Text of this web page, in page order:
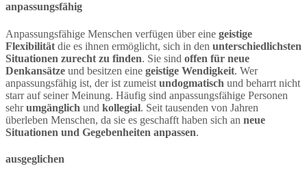
anpassungsfähig
Anpassungsfähige Menschen verfügen über eine geistige
Flexibilität die es ihnen ermöglicht, sich in den unterschiedlichsten
Situationen zurecht zu finden. Sie sind offen für neue
Denkansätze und besitzen eine geistige Wendigkeit. Wer
anpassungsfähig ist, der ist zumeist undogmatisch und beharrt nicht
starr auf seiner Meinung. Häufig sind anpassungsfähige Personen
sehrumgänglich und kollegial. Seit tausenden von Jahren
überleben Menschen, da sie es geschafft haben sich an neue
Situationen und Gegebenheiten anpassen.
ausgeglichen